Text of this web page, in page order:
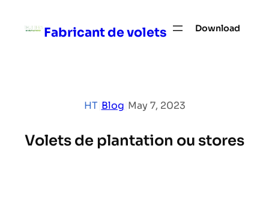
Fabricant de volets Download
HT Blog May 7, 2023
Volets de plantation ou stores